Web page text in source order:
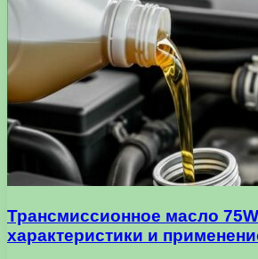
Трансмиссионное масло
характеристики и